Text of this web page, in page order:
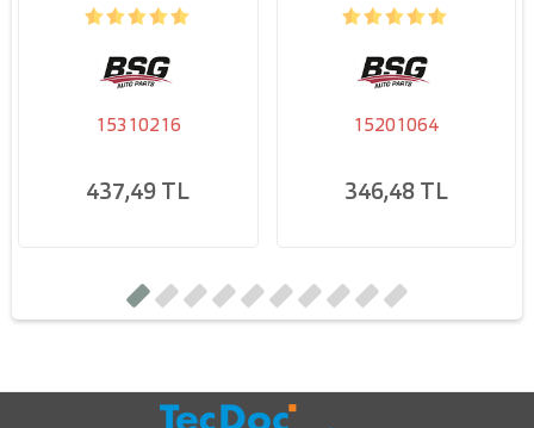
15310216
437,49 TL
15201064
346,48 TL